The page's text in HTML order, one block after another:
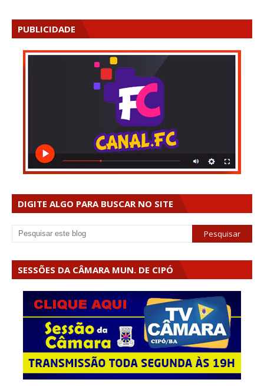
PUBLICIDADE
DIGITE ALGO PARA BUSCAR NO SITE
SESSÕES DA CÂMARA MUN. DE CIPÓ